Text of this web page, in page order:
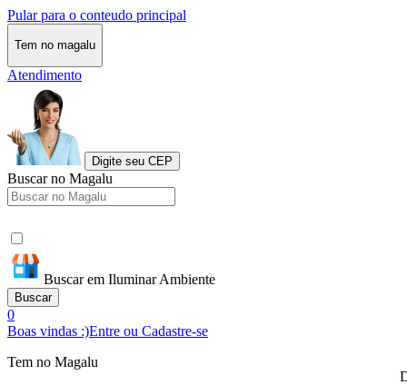
Pular para o conteudo principal
Tem no magalu
Atendimento
Digite seu CEP
Buscar no Magalu
Buscar em Iluminar Ambiente
Buscar
0
Boas vindas :)Entre ou Cadastre-se
Tem no Magalu